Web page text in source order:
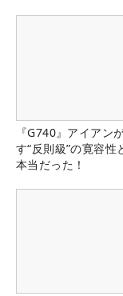
『G740』アイアン
す“反則級”の寛容性
本当だった！